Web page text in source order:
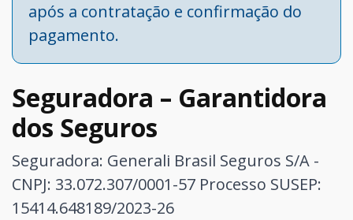
após a contratação e confirmação do
pagamento.
Seguradora – Garantidora
dos Seguros
Seguradora: Generali Brasil Seguros S/A -
CNPJ: 33.072.307/0001-57 Processo SUSEP:
15414.648189/2023-26